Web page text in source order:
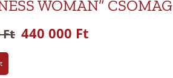
WOMAN” CSOMAG
Ft 440 000 Ft